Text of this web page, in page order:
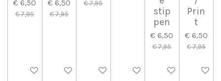
€ 6,50
€ 7,95
In winkelwagen
€ 6,50
€ 7,95
In winkelwagen
€ 7,95
In winkelwagenIn winkelwagen
stip
pen
€ 6,50
€ 7,95
In winkelwagen
Prin
t
€ 6,50
€ 7,95
In